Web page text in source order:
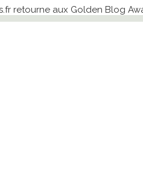
retourne aux Golden Blog